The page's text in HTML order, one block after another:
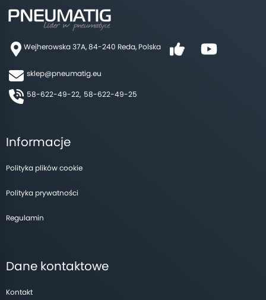
Wejherowska 37A, 84-240 Reda, Polska
sklep@pneumatig.eu
58-622-49-22, 58-622-49-25
Informacje
Polityka plików cookie
Polityka prywatności
Regulamin
Dane kontaktowe
Kontakt